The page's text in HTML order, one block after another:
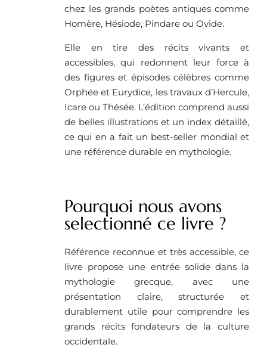
chez les grands poètes antiques comme
Homère, Hésiode, Pindare ou Ovide.
Elle en tire des récits vivants et
accessibles, qui redonnent leur force à
des figures et épisodes célèbres comme
Orphée et Eurydice, les travaux d’Hercule,
Icare ou Thésée. L’édition comprend aussi
de belles illustrations et un index détaillé,
ce qui en a fait un best-seller mondial et
une référence durable en mythologie.
Pourquoi nous avons
selectionné ce livre ?
Référence reconnue et très accessible, ce
livre propose une entrée solide dans la
mythologie grecque, avec une
présentation claire, structurée et
durablement utile pour comprendre les
grands récits fondateurs de la culture
occidentale.